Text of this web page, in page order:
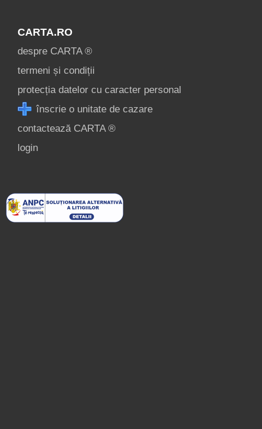
CARTA.RO
despre CARTA ®
termeni și condiții
protecția datelor cu caracter personal
înscrie o unitate de cazare
contactează CARTA ®
login